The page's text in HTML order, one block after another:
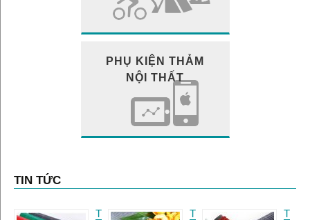
PHỤ KIỆN THẢM
NỘI THẤT
TIN TỨC
T
T
T